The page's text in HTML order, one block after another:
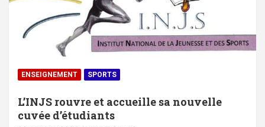
ENSEIGNEMENT SPORTS
L’INJS rouvre et accueille sa nouvelle
cuvée d’étudiants